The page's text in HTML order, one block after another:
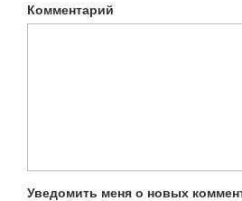
Комментарий
Уведомить меня о новых